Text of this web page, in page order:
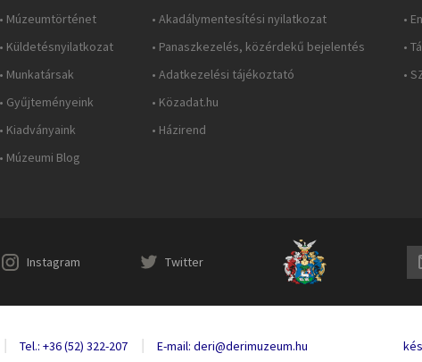
• Múzeumtörténet
• Küldetésnyilatkozat
• Munkatársak
• Gyűjteményeink
• Kiadványaink
• Múzeumi Blog
• Akadálymentesítési nyilatkozat
• Panaszkezelés, közérdekű bejelentés
• Adatkezelési tájékoztató
• Közadat.hu
• Házirend
•
•
•
Instagram Twitter
Tel.: +36 (52) 322-207 E-mail: deri@derimuzeum.hu